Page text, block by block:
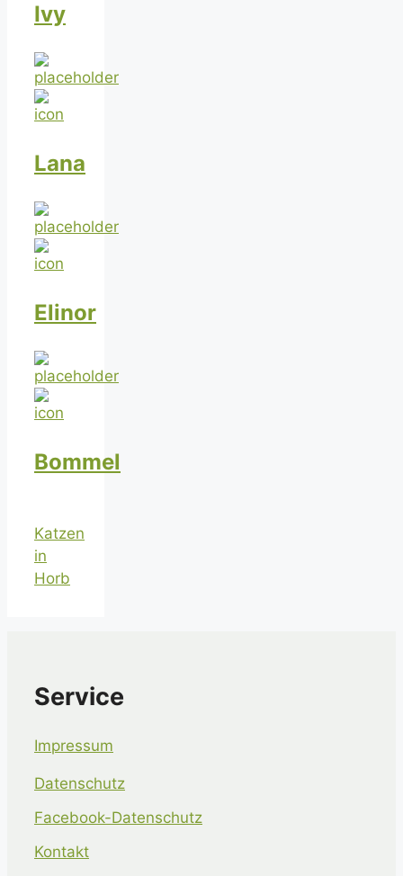
Ivy
Lana
Elinor
Bommel
Katzen
in
Horb
Service
Impressum
Datenschutz
Facebook-Datenschutz
Kontakt